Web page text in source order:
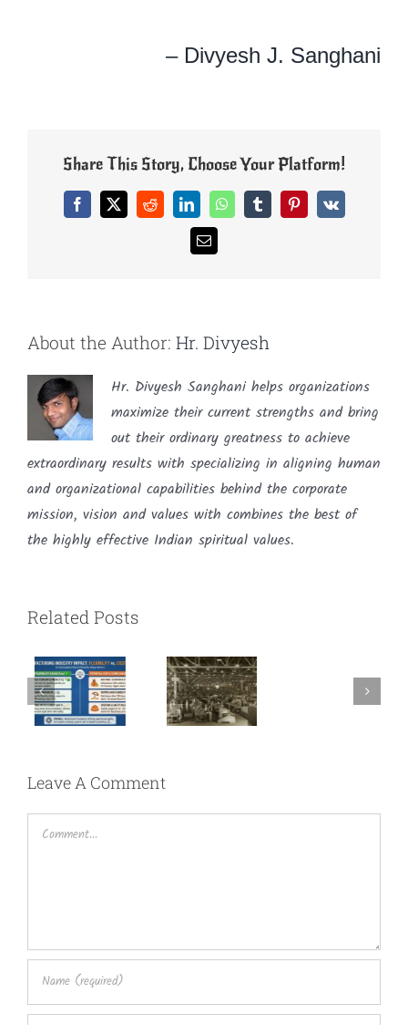
– Divyesh J. Sanghani
Share This Story, Choose Your Platform!
Facebook
X RedditLinkedInWhatsAppTumblrPinterest
Vk
Email
About the Author: Hr. Divyesh
Hr. Divyesh Sanghani helps organizations
maximize their current strengths and bring
out their ordinary greatness to achieve
extraordinary results with specializing in aligning human
and organizational capabilities behind the corporate
mission, vision and values with combines the best of
the highly effective Indian spiritual values.
Related Posts
Cultural
Building
Impact
on
Manufacturing
The New
Leave A Comment
Comment